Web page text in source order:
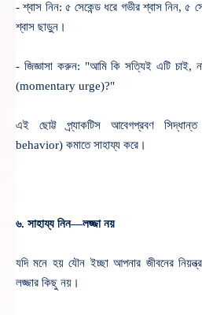
- শ্বাস নিন: ৫ সেকেন্ড ধরে গভীর শ্বাস নিন, ৫
শ্বাস ছাড়ুন।
- জিজ্ঞাসা করুন: "আমি কি সত্যিই এটি চাই,
(momentary urge)?"
এই ছোট্ট প্র্যাকটিস আবেগপ্রবণ
behavior) কমাতে সাহায্য করে।
৬. সাহায্য নিন—লজ্জা নয়
যদি মনে হয় যৌন ইচ্ছা আপনার জীবনের
লজ্জার কিছু নয়।